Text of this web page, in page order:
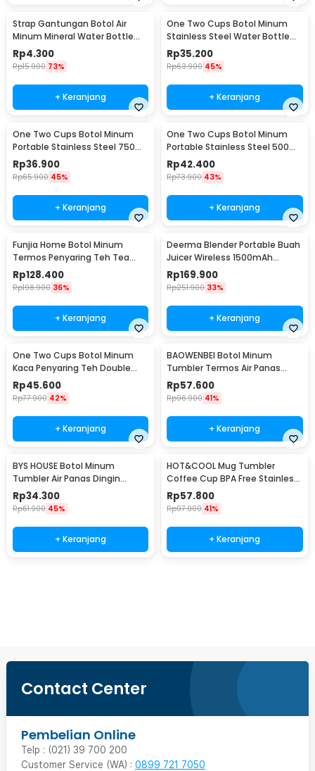
Strap Gantungan Botol Air
Minum Mineral Water Bottle
Belt Hanger - 3330
Rp4.300
Rp15.900 73%
+ Keranjang
One Two Cups Botol Minum
Stainless Steel Water Bottle
300ml - YM006
Rp35.200
Rp63.900 45%
+ Keranjang
One Two Cups Botol Minum
Portable Stainless Steel 750ml
- YM006
Rp36.900
Rp65.900 45%
+ Keranjang
One Two Cups Botol Minum
Portable Stainless Steel 500ml
- YM006
Rp42.400
Rp73.900 43%
+ Keranjang
Funjia Home Botol Minum
Termos Penyaring Teh Tea
Infuser 520ml
Rp128.400
Rp198.900 36%
+ Keranjang
Deerma Blender Portable Buah
Juicer Wireless 1500mAh
400ml - DEM-NU05
Rp169.900
Rp251.900 33%
+ Keranjang
One Two Cups Botol Minum
Kaca Penyaring Teh Double
Wall 230ml - X9001
Rp45.600
Rp77.900 42%
+ Keranjang
BAOWENBEI Botol Minum
Tumbler Termos Air Panas
Dingin Stainless 500ml - A1A0
Rp57.600
Rp96.900 41%
+ Keranjang
BYS HOUSE Botol Minum
Tumbler Air Panas Dingin
Stainless Steel 380ml - TY204
Rp34.300
Rp61.900 45%
+ Keranjang
HOT&COOL Mug Tumbler
Coffee Cup BPA Free Stainless
Steel 350ml - HC300
Rp57.800
Rp97.900 41%
+ Keranjang
Contact Center
Pembelian Online
Telp : (021) 39 700 200
Customer Service (WA) : 0899 721 7050